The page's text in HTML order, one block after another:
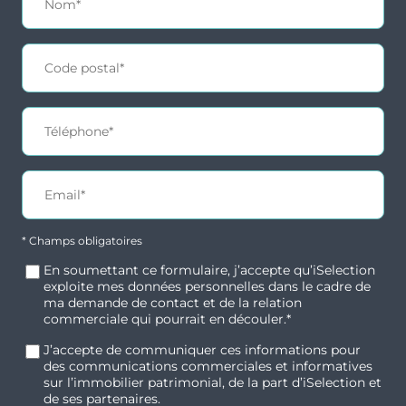
spatial, viticulture et numérique.
Un marché porteur avec un fort potentiel
locatif, soutenu par la proximité des principaux
Commodités et transports
Des transports performants : gare de Bassens
reliant Bordeaux en 9 minutes en TER, lignes
de bus (31, 60, 7, S30) à 2 minutes à pied, accès
rapide aux axes routiers et à l’aéroport.
Un quotidien facilité : commerces de
proximité, supermarché, pharmacie, marché
local et établissements scolaires accessibles
rapidement.
2
Typologie
41.79 m²
Balcon
Prix
178 350 €
Orientation
-
* Champs obligatoires
En soumettant ce formulaire, j’accepte qu’iSelection
exploite mes données personnelles dans le cadre de
ma demande de contact et de la relation
commerciale qui pourrait en découler.*
J’accepte de communiquer ces informations pour
des communications commerciales et informatives
sur l’immobilier patrimonial, de la part d’iSelection et
de ses partenaires.